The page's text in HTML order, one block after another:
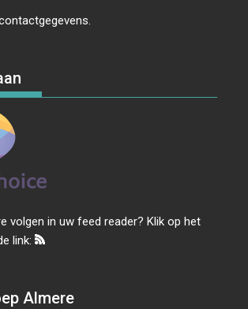
volgen in uw feed reader? Klik op het
link:
Almere